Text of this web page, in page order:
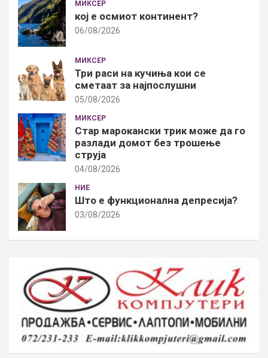
МИКСЕР
кој е осмиот континент?
06/08/2026
МИКСЕР
Три раси на кучиња кои се
сметаат за најпослушни
05/08/2026
МИКСЕР
Стар марокански трик може да го
разлади домот без трошење
струја
04/08/2026
НИЕ
Што е функционална депресија?
03/08/2026